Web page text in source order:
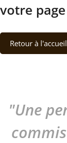
votre
Retour à l'accueil
"Une